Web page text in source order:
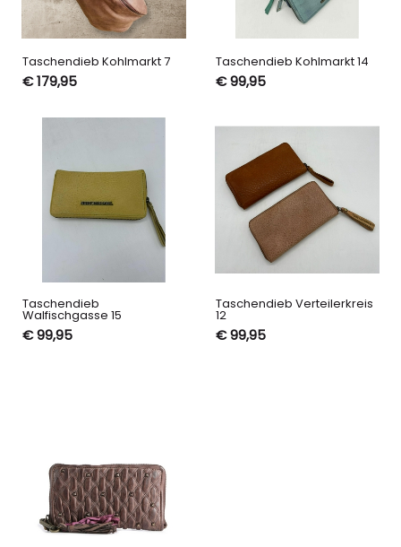
Taschendieb Kohlmarkt 7
€ 179,95
Taschendieb Kohlmarkt 14
€ 99,95
Taschendieb
Walfischgasse 15
€ 99,95
Taschendieb Verteilerkreis
12
€ 99,95